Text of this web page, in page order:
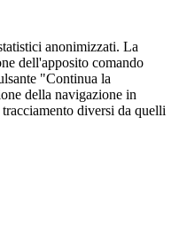
anonimizzati. La
dell'apposito comando
"Continua la
della navigazione in
diversi da quelli